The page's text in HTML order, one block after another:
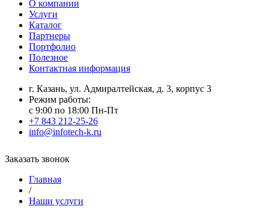
О компании
Услуги
Каталог
Партнеры
Портфолио
Полезное
Контактная информация
г. Казань, ул. Адмиралтейская, д. 3, корпус 3
Режим работы:
с 9:00 по 18:00 Пн-Пт
+7 843 212-25-26
info@infotech-k.ru
Заказать звонок
Главная
/
Наши услуги